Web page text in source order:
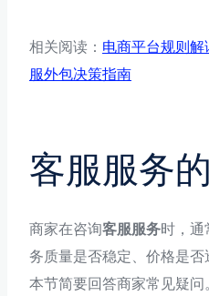
相关阅读： 电商平台规则解
服外包决策指南
客服服务
商家在咨询客服服务时，通
务质量是否稳定、价格是否
本节简要回答商家常见疑问